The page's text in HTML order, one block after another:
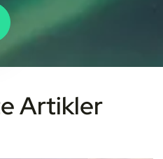
Artikler